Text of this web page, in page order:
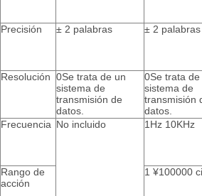
Precisión ± 2 palabras ± 2 palabras
Resolución 0Se trata de un
sistema de
transmisión de
datos.
0Se trata de
sistema de
transmisión
datos.
Frecuencia No incluido 1Hz 10KHz
Rango de
acción
1 ¥100000